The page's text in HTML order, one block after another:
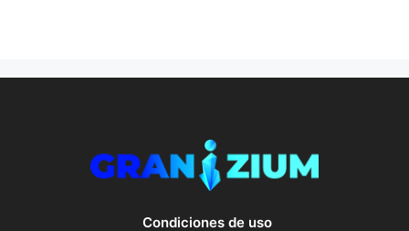
Condiciones de uso